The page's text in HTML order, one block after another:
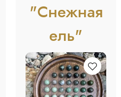
"Снежная
ель"